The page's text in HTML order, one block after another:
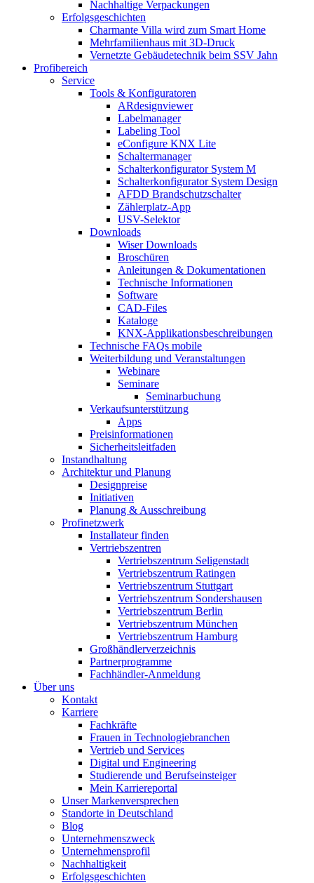
Nachhaltige Verpackungen
Erfolgsgeschichten
Charmante Villa wird zum Smart Home
Mehrfamilienhaus mit 3D-Druck
Vernetzte Gebäudetechnik beim SSV Jahn
Profibereich
Service
Tools & Konfiguratoren
ARdesignviewer
Labelmanager
Labeling Tool
eConfigure KNX Lite
Schaltermanager
Schalterkonfigurator System M
Schalterkonfigurator System Design
AFDD Brandschutzschalter
Zählerplatz-App
USV-Selektor
Downloads
Wiser Downloads
Broschüren
Anleitungen & Dokumentationen
Technische Informationen
Software
CAD-Files
Kataloge
KNX-Applikationsbeschreibungen
Technische FAQs mobile
Weiterbildung und Veranstaltungen
Webinare
Seminare
Seminarbuchung
Verkaufsunterstützung
Apps
Preisinformationen
Sicherheitsleitfaden
Instandhaltung
Architektur und Planung
Designpreise
Initiativen
Planung & Ausschreibung
Profinetzwerk
Installateur finden
Vertriebszentren
Vertriebszentrum Seligenstadt
Vertriebszentrum Ratingen
Vertriebszentrum Stuttgart
Vertriebszentrum Sondershausen
Vertriebszentrum Berlin
Vertriebszentrum München
Vertriebszentrum Hamburg
Großhändlerverzeichnis
Partnerprogramme
Fachhändler-Anmeldung
Über uns
Kontakt
Karriere
Fachkräfte
Frauen in Technologiebranchen
Vertrieb und Services
Digital und Engineering
Studierende und Berufseinsteiger
Mein Karriereportal
Unser Markenversprechen
Standorte in Deutschland
Blog
Unternehmenszweck
Unternehmensprofil
Nachhaltigkeit
Erfolgsgeschichten